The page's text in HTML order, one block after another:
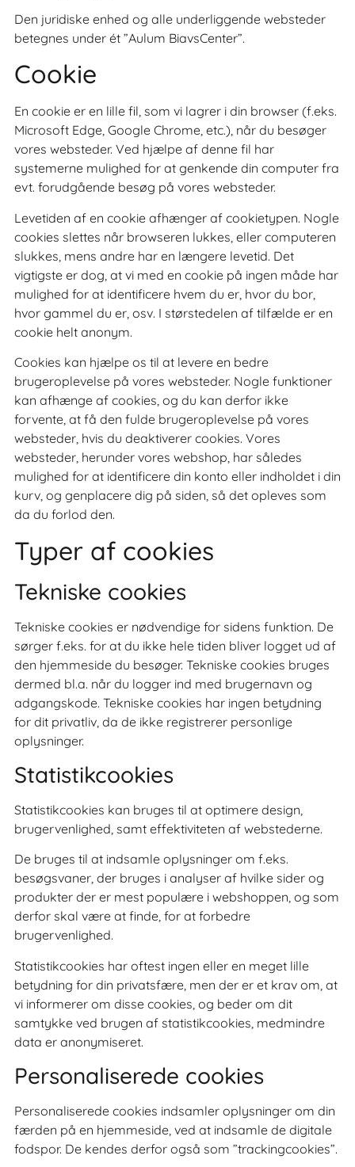
Den juridiske enhed og alle underliggende websteder
betegnes under ét ”Aulum BiavsCenter”.
Cookie
En cookie er en lille fil, som vi lagrer i din browser (f.eks.
Microsoft Edge, Google Chrome, etc.), når du besøger
vores websteder. Ved hjælpe af denne fil har
systemerne mulighed for at genkende din computer fra
evt. forudgående besøg på vores websteder.
Levetiden af en cookie afhænger af cookietypen. Nogle
cookies slettes når browseren lukkes, eller computeren
slukkes, mens andre har en længere levetid. Det
vigtigste er dog, at vi med en cookie på ingen måde har
mulighed for at identificere hvem du er, hvor du bor,
hvor gammel du er, osv. I størstedelen af tilfælde er en
cookie helt anonym.
Cookies kan hjælpe os til at levere en bedre
brugeroplevelse på vores websteder. Nogle funktioner
kan afhænge af cookies, og du kan derfor ikke
forvente, at få den fulde brugeroplevelse på vores
websteder, hvis du deaktiverer cookies. Vores
websteder, herunder vores webshop, har således
mulighed for at identificere din konto eller indholdet i din
kurv, og genplacere dig på siden, så det opleves som
da du forlod den.
Typer af cookies
Tekniske cookies
Tekniske cookies er nødvendige for sidens funktion. De
sørger f.eks. for at du ikke hele tiden bliver logget ud af
den hjemmeside du besøger. Tekniske cookies bruges
dermed bl.a. når du logger ind med brugernavn og
adgangskode. Tekniske cookies har ingen betydning
for dit privatliv, da de ikke registrerer personlige
oplysninger.
Statistikcookies
Statistikcookies kan bruges til at optimere design,
brugervenlighed, samt effektiviteten af webstederne.
De bruges til at indsamle oplysninger om f.eks.
besøgsvaner, der bruges i analyser af hvilke sider og
produkter der er mest populære i webshoppen, og som
derfor skal være at finde, for at forbedre
brugervenlighed.
Statistikcookies har oftest ingen eller en meget lille
betydning for din privatsfære, men der er et krav om, at
vi informerer om disse cookies, og beder om dit
samtykke ved brugen af statistikcookies, medmindre
data er anonymiseret.
Personaliserede cookies
Personaliserede cookies indsamler oplysninger om din
færden på en hjemmeside, ved at indsamle de digitale
fodspor. De kendes derfor også som ”trackingcookies”.